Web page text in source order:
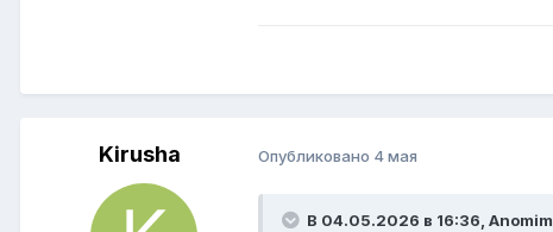
Kirusha Опубликовано 4 мая
В 04.05.2026 в 16:36, Anomim